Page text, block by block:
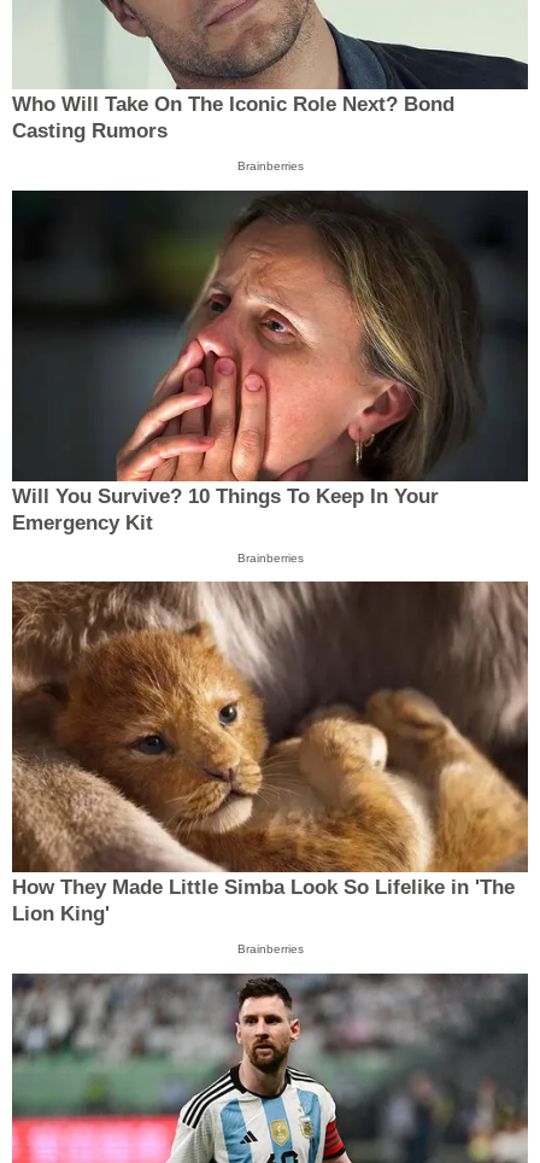
Who Will Take On The Iconic Role Next? Bond
Casting Rumors
Brainberries
Will You Survive? 10 Things To Keep In Your
Emergency Kit
Brainberries
How They Made Little Simba Look So Lifelike in 'The
Lion King'
Brainberries